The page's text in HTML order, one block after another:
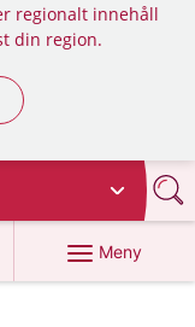
regionalt innehåll
din region.
Meny